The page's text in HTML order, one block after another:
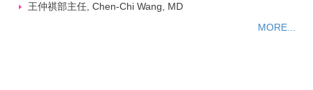
王仲祺部主任, Chen-Chi Wang, MD
MORE...